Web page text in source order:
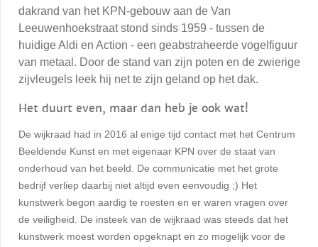
dakrand van het KPN-gebouw aan de Van
Leeuwenhoekstraat stond sinds 1959 - tussen de
huidige Aldi en Action - een geabstraheerde vogelfiguur
van metaal. Door de stand van zijn poten en de zwierige
zijvleugels leek hij net te zijn geland op het dak.
Het duurt even, maar dan heb je ook wat!
De wijkraad had in 2016 al enige tijd contact met het Centrum
Beeldende Kunst en met eigenaar KPN over de staat van
onderhoud van het beeld. De communicatie met het grote
bedrijf verliep daarbij niet altijd even eenvoudig ;) Het
kunstwerk begon aardig te roesten en er waren vragen over
de veiligheid. De insteek van de wijkraad was steeds dat het
kunstwerk moest worden opgeknapt en zo mogelijk voor de